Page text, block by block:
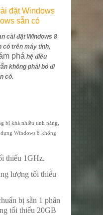
đặt Windows
sẵn có
cài đặt Windows 8
có trên máy tính,
phá hệ điều
không phải bỏ đi
có.
bị khá nhiều tính năng,
Windows 8 không
thiểu 1GHz.
lượng tối thiểu
bị sẵn 1 phân
tối thiểu 20GB